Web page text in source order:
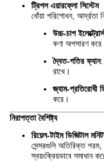
ট্রিপল এয়ারফ্লো সিস্টেম
ধোঁয়া পরিশোধন, আর্দ্রতা
উচ্চ-চাপ
কণা অপসারণ
দ্বৈত-গতির ফ্যান:
রাখে।
জ্যাম-প্রতিরোধী
করে।
নিরাপত্তা বৈশিষ্ট্য
রিয়েল-টাইম ডিজিটাল
সেন্সরগুলি অতিরিক্ত
স্বয়ংক্রিয়ভাবে সমাধান